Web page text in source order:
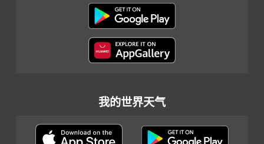
我的世界天气